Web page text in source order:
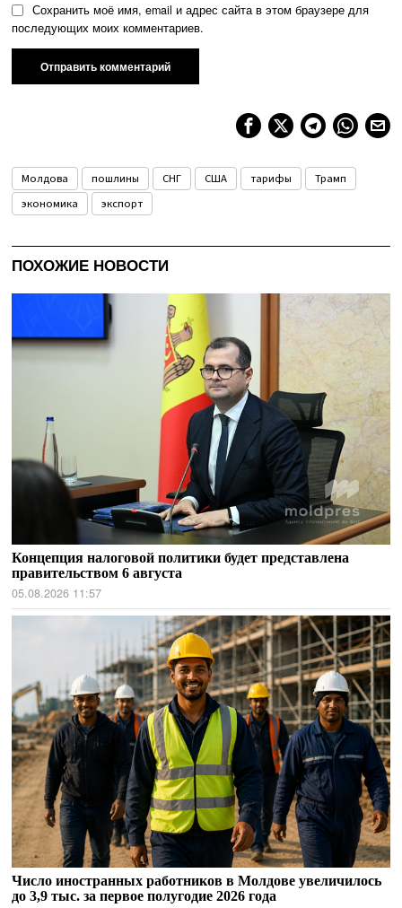
Сохранить моё имя, email и адрес сайта в этом браузере для
последующих моих комментариев.
Молдова пошлины СНГ США тарифы
Трамп
экономика
экспорт
ПОХОЖИЕ НОВОСТИ
Концепция налоговой политики будет представлена
правительством 6 августа
05.08.2026 11:57
Число иностранных работников в Молдове увеличилось
до 3,9 тыс. за первое полугодие 2026 года